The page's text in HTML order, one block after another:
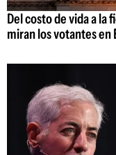
Del costo de vida a la
miran los votantes en